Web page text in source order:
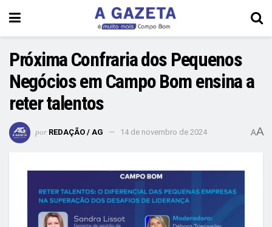
Próxima Confraria dos Pequenos
Negócios em Campo Bom ensina a
reter talentos
por REDAÇÃO / AG 14 de novembro de 2024 AA